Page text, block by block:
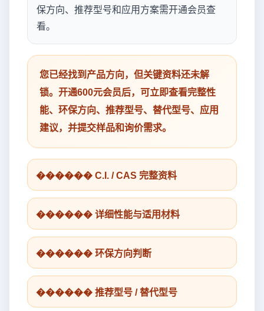
保方向、推荐型号和应用方案需开通会员查
看。
您已经找到产品方向，但关键资料还未解
锁。开通600元会员后，可立即查看完整性
能、环保方向、推荐型号、替代型号、应用
建议，并提交样品和询价需求。
������ C.I. / CAS 完整资料
������ 详细性能与适用材料
������ 环保方向判断
������ 推荐型号 / 替代型号